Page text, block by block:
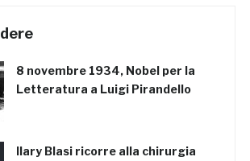
8 novembre 1934, Nobel per la
Letteratura a Luigi Pirandello
Ilary Blasi ricorre alla chirurgia